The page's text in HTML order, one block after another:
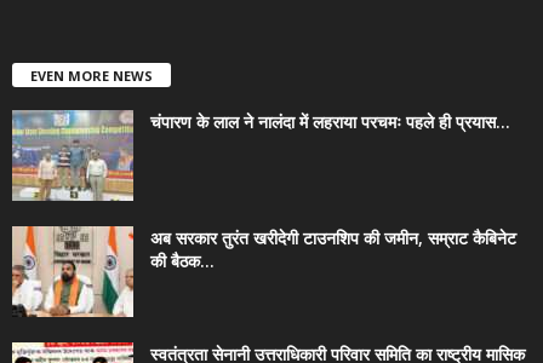
EVEN MORE NEWS
चंपारण के लाल ने नालंदा में लहराया परचमः पहले ही प्रयास...
अब सरकार तुरंत खरीदेगी टाउनशिप की जमीन, सम्राट कैबिनेट
की बैठक...
स्वतंत्रता सेनानी उत्तराधिकारी परिवार समिति का राष्ट्रीय मासिक